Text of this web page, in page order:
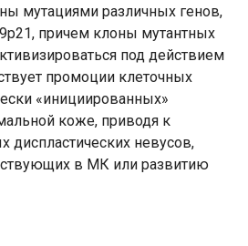
мутациями различных генов,
причем клоны мутантных
под действием
промоции клеточных
«инициированных»
коже, приводя к
невусов,
в МК или развитию